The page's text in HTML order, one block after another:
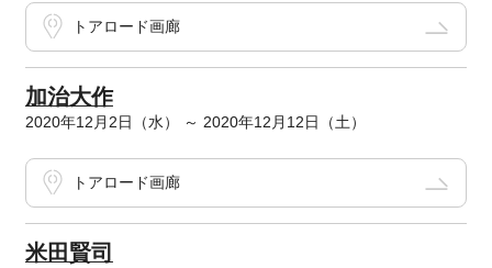
トアロード画廊
加治大作
2020年12月2日（水） ～ 2020年12月12日（土）
トアロード画廊
米田賢司